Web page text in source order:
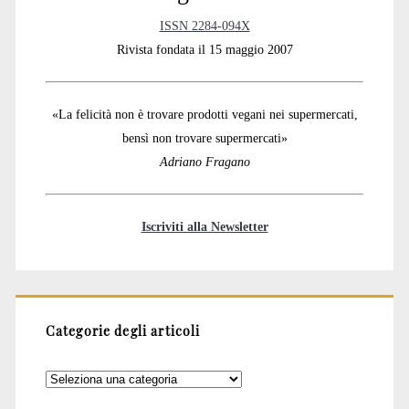
ISSN 2284-094X
Rivista fondata il 15 maggio 2007
«La felicità non è trovare prodotti vegani nei supermercati,
bensì non trovare supermercati»
Adriano Fragano
Iscriviti alla Newsletter
Categorie degli articoli
Categorie